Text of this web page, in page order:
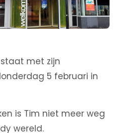
met zijn
5 februari in
is Tim niet meer weg
wereld.